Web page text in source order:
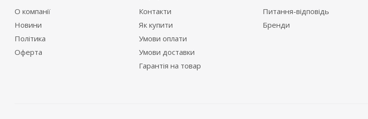
О компанії
Новини
Політика
Оферта
Контакти
Як купити
Умови оплати
Умови доставки
Гарантія на товар
Питання-відповідь
Бренди